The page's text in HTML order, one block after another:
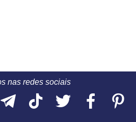
nas redes sociais